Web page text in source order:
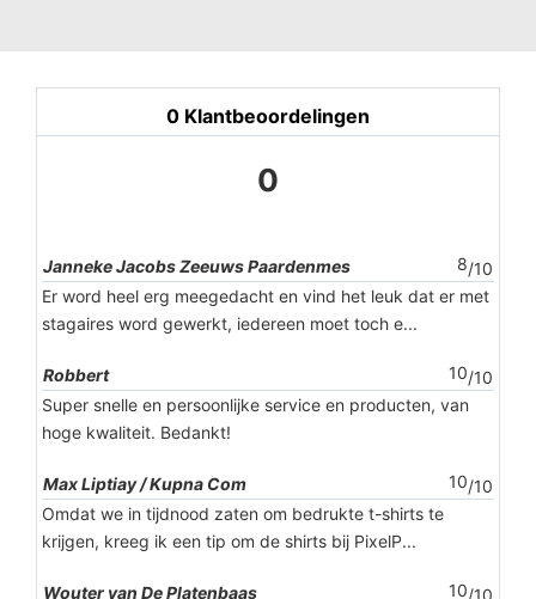
0 Klantbeoordelingen
0
Janneke Jacobs Zeeuws Paardenmes 8/10
Er word heel erg meegedacht en vind het leuk dat er met
stagaires word gewerkt, iedereen moet toch e...
Robbert 10/10
Super snelle en persoonlijke service en producten, van
hoge kwaliteit. Bedankt!
Max Liptiay / Kupna Com 10/10
Omdat we in tijdnood zaten om bedrukte t-shirts te
krijgen, kreeg ik een tip om de shirts bij PixelP...
Wouter van De Platenbaas 10